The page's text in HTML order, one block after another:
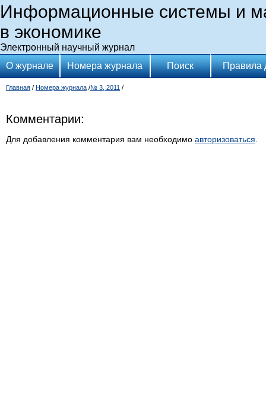
Информационные системы и
в экономике
Электронный научный журнал
О журнале
Номера журнала Поиск Правила
Главная / Номера журнала /№ 3, 2011 /
Комментарии:
Для добавления комментария вам необходимо авторизоваться